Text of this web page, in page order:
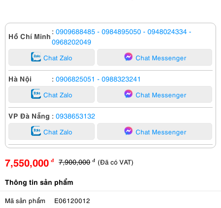
Hồ Chí Minh : 0909688485 - 0984895050 - 0948024334 -
0968202049
Chat Zalo Chat Messenger
Hà Nội : 0906825051 - 0988323241
Chat Zalo Chat Messenger
VP Đà Nẵng : 0938653132
Chat Zalo Chat Messenger
7,550,000 đ 7,900,000 đ (Đã có VAT)
Thông tin sản phẩm
Mã sản phẩm E06120012